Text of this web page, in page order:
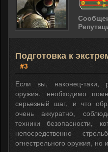
Подготовка к
#3
Если вы, наконец-таки,
оружия, необходимо
серьезный шаг, и что
очень аккуратно,
техники безопасности,
непосредственно
огнестрельного оружия, но